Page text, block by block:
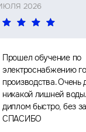
2026
Прошел обучение по
электроснабжению
производства. Очень
никакой лишней
диплом быстро, без
СПАСИБО